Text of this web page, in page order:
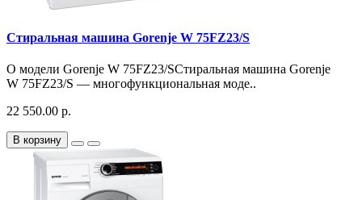
Стиральная машина Gorenje W 75FZ23/S
О модели Gorenje W 75FZ23/SСтиральная машина Gorenje
W 75FZ23/S — многофункциональная моде..
22 550.00 р.
В корзину